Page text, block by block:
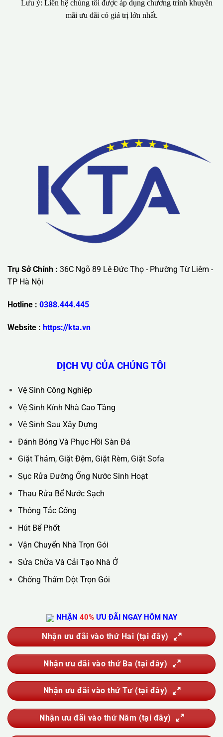
Lưu ý: Liên hệ chúng tôi được áp dụng chương trình khuyến
mãi ưu đãi có giá trị lớn nhất.
Trụ Sở Chính :36C Ngõ 89 Lê Đức Thọ - Phường Từ Liêm -
TP Hà Nội
Hotline : 0388.444.445
Vệ Sinh Công Nghiệp
Vệ Sinh Kính Nhà Cao Tầng
Đánh Bóng Và Phục Hồi Sàn Đá
Giặt Thảm, Giặt Đệm, Giặt Rèm, Giặt Sofa
Sục Rửa Đường Ống Nước Sinh Hoạt
Thau Rửa Bể Nước Sạch